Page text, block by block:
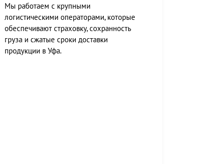
Мы работаем c крупными
логистическими операторами, которые
обеспечивают страховку, сохранность
груза и сжатые сроки доставки
продукции в Уфа.